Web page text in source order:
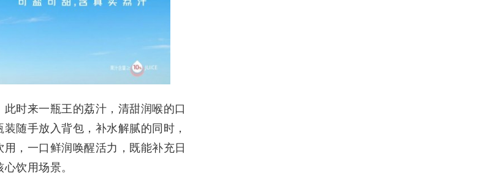
时来一瓶王的荔汁，清甜润喉的口
随手放入背包，补水解腻的同时，
，一口鲜润唤醒活力，既能补充日
饮用场景。